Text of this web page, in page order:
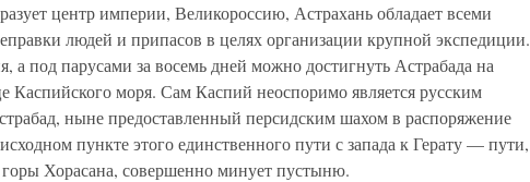
центр империи, Великороссию, Астрахань обладает всеми
людей и припасов в целях организации крупной экспедиции.
а под парусами за восемь дней можно достигнуть Астрабада на
Каспийского моря. Сам Каспий неоспоримо является русским
ныне предоставленный персидским шахом в распоряжение
пункте этого единственного пути с запада к Герату — пути,
горы Хорасана, совершенно минует пустыню.